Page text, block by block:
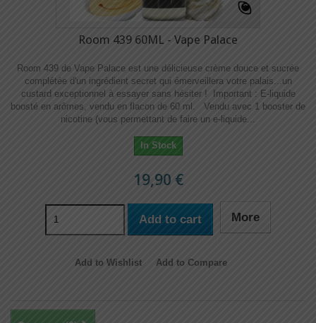
Room 439 60ML - Vape Palace
Room 439 de Vape Palace est une délicieuse crème douce et sucrée
complétée d'un ingrédient secret qui émerveillera votre palais...un
custard exceptionnel à essayer sans hésiter ! Important : E-liquide
boosté en arômes, vendu en flacon de 60 ml. Vendu avec 1 booster de
nicotine (vous permettant de faire un e-liquide...
In Stock
19,90 €
Add to cart More
Add to Wishlist Add to Compare